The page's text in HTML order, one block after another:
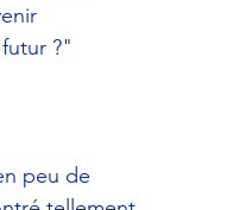
?"
peu de